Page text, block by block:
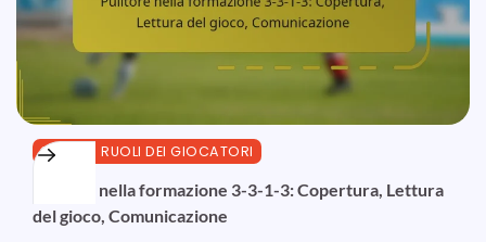
3-3-1-3 RUOLI DEI GIOCATORI
Pulitore nella formazione 3-3-1-3: Copertura, Lettura
del gioco, Comunicazione